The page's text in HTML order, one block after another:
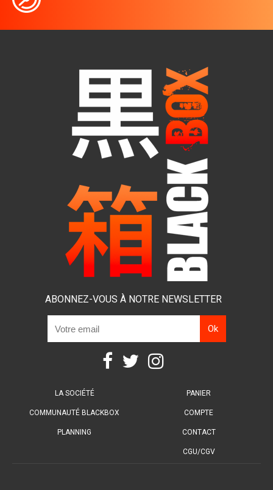
ABONNEZ-VOUS À NOTRE NEWSLETTER
LA SOCIÉTÉ
COMMUNAUTÉ BLACKBOX
PLANNING
PANIER
COMPTE
CONTACT
CGU/CGV